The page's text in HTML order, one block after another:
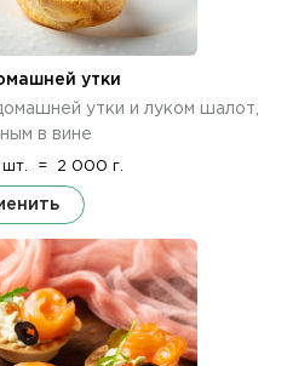
утки
утки и луком шалот,
в вине
= 2 000 г.